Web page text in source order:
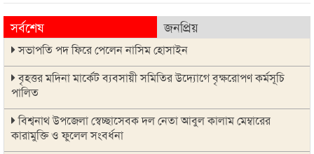
সর্বশেষ জনপ্রিয়
সভাপতি পদ ফিরে পেলেন নাসিম হোসাইন
বৃহত্তর মদিনা মার্কেট ব্যবসায়ী সমিতির উদ্যোগে বৃক্ষরোপণ কর্মসূচি
পালিত
বিশ্বনাথ উপজেলা স্বেচ্ছাসেবক দল নেতা আবুল কালাম মেম্বারের
কারামুক্তি ও ফুলেল সংবর্ধনা